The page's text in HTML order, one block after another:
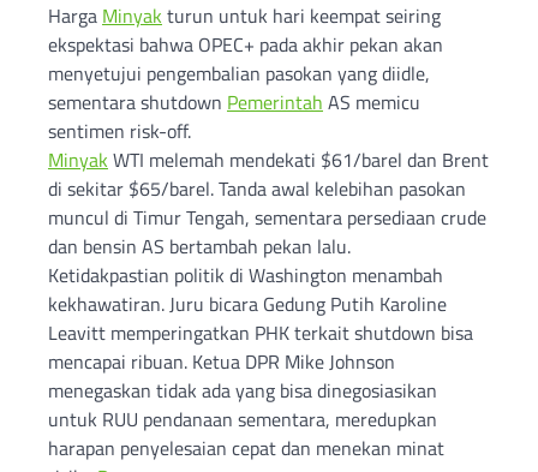
Harga Minyak turun untuk hari keempat seiring
ekspektasi bahwa OPEC+ pada akhir pekan akan
menyetujui pengembalian pasokan yang diidle,
sementara shutdown Pemerintah AS memicu
sentimen risk-off.
Minyak WTI melemah mendekati $61/barel dan Brent
di sekitar $65/barel. Tanda awal kelebihan pasokan
muncul di Timur Tengah, sementara persediaan crude
dan bensin AS bertambah pekan lalu.
Ketidakpastian politik di Washington menambah
kekhawatiran. Juru bicara Gedung Putih Karoline
Leavitt memperingatkan PHK terkait shutdown bisa
mencapai ribuan. Ketua DPR Mike Johnson
menegaskan tidak ada yang bisa dinegosiasikan
untuk RUU pendanaan sementara, meredupkan
harapan penyelesaian cepat dan menekan minat